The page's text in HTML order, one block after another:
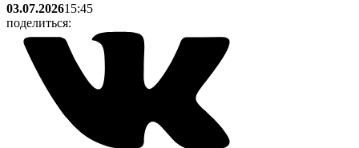
03.07.202615:45
поделиться: